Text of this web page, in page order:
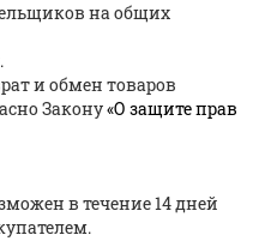
на общих
и обмен товаров
Закону«О защите прав
в течение 14 дней